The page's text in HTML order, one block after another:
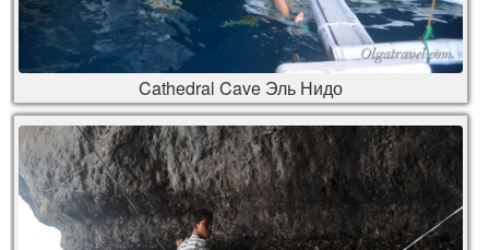
Cathedral Cave Эль Нидо